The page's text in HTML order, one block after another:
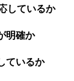
しているか
明確か
ているか